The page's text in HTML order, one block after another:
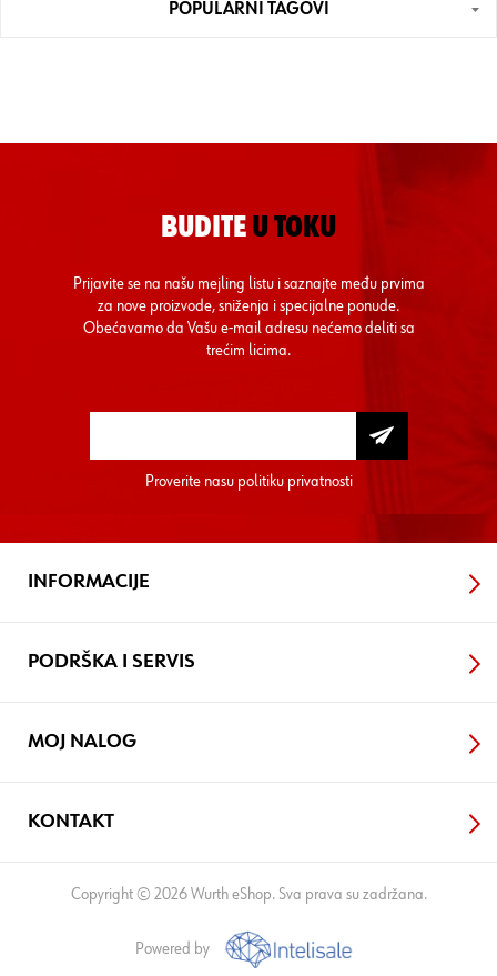
POPULARNI TAGOVI
BUDITE U TOKU
Prijavite se na našu mejling listu i saznajte među prvima
za nove proizvode, sniženja i specijalne ponude.
Obećavamo da Vašu e-mail adresu nećemo deliti sa
trećim licima.
Proverite nasu politiku privatnosti
INFORMACIJE
PODRŠKA I SERVIS
MOJ NALOG
KONTAKT
Copyright © 2026 Wurth eShop. Sva prava su zadržana.
Powered by